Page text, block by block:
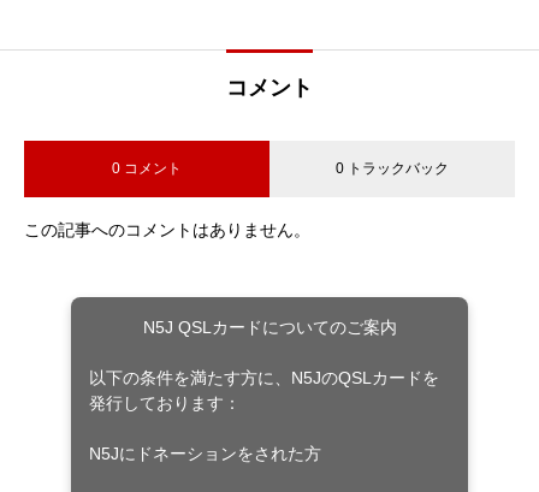
コメント
0 コメント 0 トラックバック
この記事へのコメントはありません。
N5J QSLカードについてのご案内
以下の条件を満たす方に、N5JのQSLカードを
発行しております：
N5Jにドネーションをされた方